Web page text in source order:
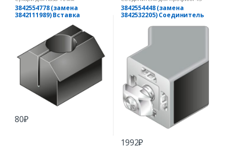
3842554778 (замена
3842111989) Вставка
80₽
градусов
3842554448 (замена
3842532205) Соединитель
1992₽